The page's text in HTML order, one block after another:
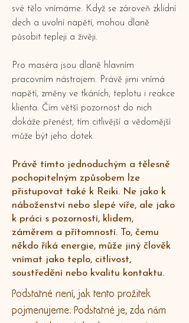
své tělo vnímáme. Když se zároveň zklidní
dech a uvolní napětí, mohou dlaně
působit tepleji a živěji.
Pro maséra jsou dlaně hlavním
pracovním nástrojem. Právě jimi vnímá
napětí, změny ve tkáních, teplotu i reakce
klienta. Čím větší pozornost do nich
dokáže přenést, tím citlivější a vědomější
může být jeho dotek.
Právě tímto jednoduchým a tělesně
pochopitelným způsobem lze
přistupovat také k Reiki. Ne jako k
náboženství nebo slepé víře, ale jako
k práci s pozorností, klidem,
záměrem a přítomností. To, čemu
někdo říká energie, může jiný člověk
vnímat jako teplo, citlivost,
soustředění nebo kvalitu kontaktu.
Podstatné není, jak tento prožitek
pojmenujeme. Podstatné je, zda nám